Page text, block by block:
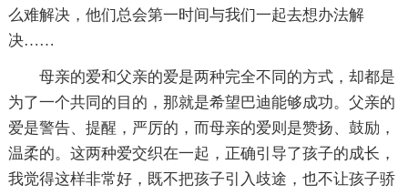
么难解决，他们总会第一时间与我们一起去想办法解
决……
母亲的爱和父亲的爱是两种完全不同的方式，却都是
为了一个共同的目的，那就是希望巴迪能够成功。父亲的
爱是警告、提醒，严厉的，而母亲的爱则是赞扬、鼓励，
温柔的。这两种爱交织在一起，正确引导了孩子的成长，
我觉得这样非常好，既不把孩子引入歧途，也不让孩子骄